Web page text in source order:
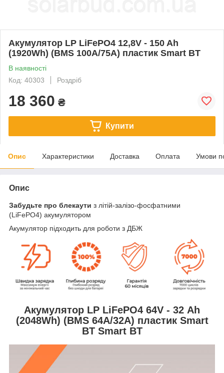
Акумулятор LP LiFePO4 12,8V - 150 Ah
(1920Wh) (BMS 100A/75А) пластик Smart BT
В наявності
Код: 40303
Роздріб
18 360 ₴
Купити
Опис Характеристики Доставка Оплата Умови
Опис
Забудьте про блекаути з літій-залізо-фосфатними
(LiFePO4) акумулятором
Акумулятор підходить для роботи з ДБЖ
Акумулятор LP LiFePO4 64V - 32 Ah
(2048Wh) (BMS 64A/32А) пластик Smart
BT Smart BT